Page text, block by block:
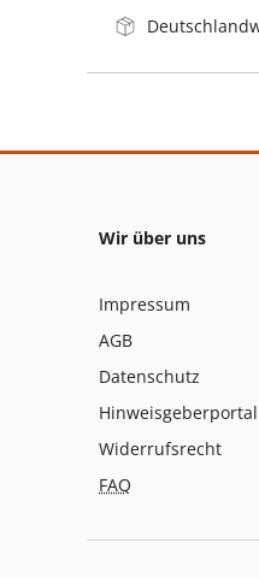
Wir über uns
Impressum
AGB
Datenschutz
Hinweisgeberportal
Widerrufsrecht
FAQ